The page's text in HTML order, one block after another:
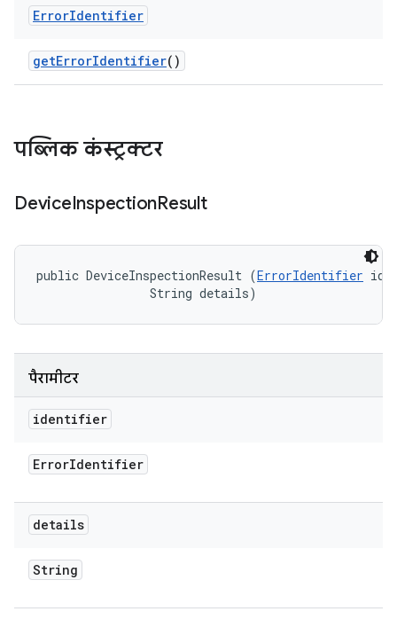
ErrorIdentifier
getErrorIdentifier()
पब्लिक कंस्ट्रक्टर
DeviceInspectionResult
public DeviceInspectionResult (ErrorIdentifier
                String details)
पैरामीटर
identifier
ErrorIdentifier
details
String